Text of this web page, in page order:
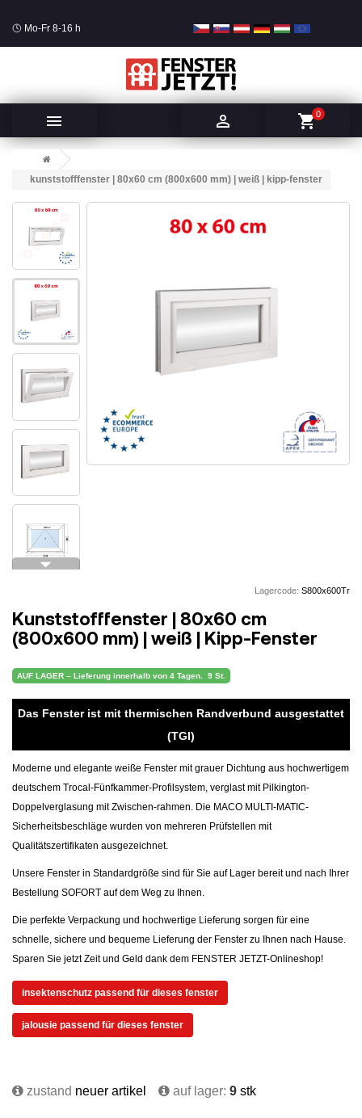
Mo-Fr 8-16 h
  shopping_cart0
kunststofffenster | 80x60 cm (800x600 mm) | weiß | kipp-fenster
arrow_drop_down
Lagercode: S800x600Tr
Kunststofffenster | 80x60 cm
(800x600 mm) | weiß | Kipp-Fenster
AUF LAGER – Lieferung innerhalb von 4 Tagen. 9 St.
Das Fenster ist mit thermischen Randverbund ausgestattet
(TGI)
Moderne und elegante weiße Fenster mit grauer Dichtung aus hochwertigem
deutschem Trocal-Fünfkammer-Profilsystem, verglast mit Pilkington-
Doppelverglasung mit Zwischen-rahmen. Die MACO MULTI-MATIC-
Sicherheitsbeschläge wurden von mehreren Prüfstellen mit
Qualitätszertifikaten ausgezeichnet.
Unsere Fenster in Standardgröße sind für Sie auf Lager bereit und nach Ihrer
Bestellung SOFORT auf dem Weg zu Ihnen.
Die perfekte Verpackung und hochwertige Lieferung sorgen für eine
schnelle, sichere und bequeme Lieferung der Fenster zu Ihnen nach Hause.
Sparen Sie jetzt Zeit und Geld dank dem FENSTER JETZT-Onlineshop!
insektenschutz passend für dieses fenster
jalousie passend für dieses fenster
zustand neuer artikel auf lager: 9 stk